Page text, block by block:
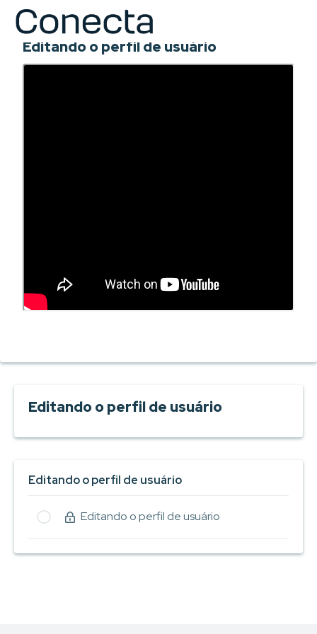
COURSE
Editando o perfil de usuário
Editando o perfil de usuário
Editando o perfil de usuário
Editando o perfil de usuário